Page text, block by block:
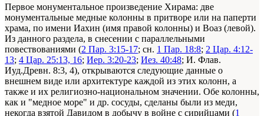
Первое монументальное произведение Хирама: две
монументальные медные колонны в притворе или на паперти
храма, по имени Иахин (имя правой колонны) и Воаз (левой).
Из данного раздела, в снесении с параллельными
повествованиями (2 Пар. 3:15-17; сн. 1 Пар. 18:8; 2 Цар. 4:12-
13; 4 Цар. 25:13, 16; Иер. 3:20-23; Иез. 40:48; И. Флав.
Иуд.Древн. 8:3, 4), открываются следующие данные о
внешнем виде или архитектуре каждой из этих колонн, а
также и их религиозно-национальном значении. Обе колонны,
как и "медное море" и др. сосуды, сделаны были из меди,
некогда взятой Давидом в добычу в войне с сирийцами (1